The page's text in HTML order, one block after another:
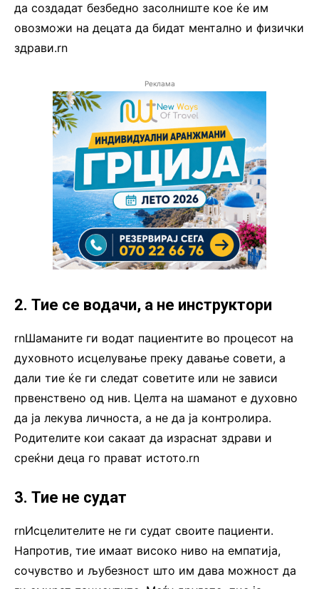
да создадат безбедно засолниште кое ќе им
овозможи на децата да бидат ментално и физички
здрави.rn
Реклама
2. Тие се водачи, а не инструктори
rnШаманите ги водат пациентите во процесот на
духовното исцелување преку давање совети, а
дали тие ќе ги следат советите или не зависи
првенствено од нив. Целта на шаманот е духовно
да ја лекува личноста, а не да ја контролира.
Родителите кои сакаат да израснат здрави и
среќни деца го прават истото.rn
3. Тие не судат
rnИсцелителите не ги судат своите пациенти.
Напротив, тие имаат високо ниво на емпатија,
сочувство и љубезност што им дава можност да